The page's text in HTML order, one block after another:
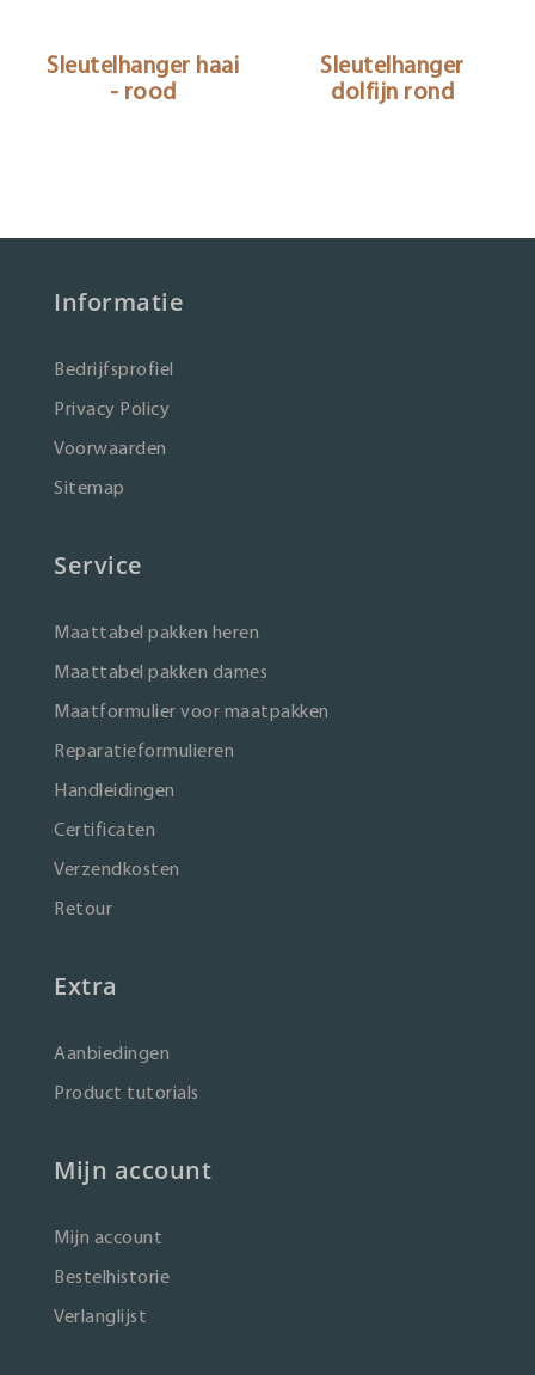
Sleutelhanger haai
- rood
Sleutelhanger
dolfijn rond
Informatie
Bedrijfsprofiel
Privacy Policy
Voorwaarden
Sitemap
Service
Maattabel pakken heren
Maattabel pakken dames
Maatformulier voor maatpakken
Reparatieformulieren
Handleidingen
Certificaten
Verzendkosten
Retour
Extra
Aanbiedingen
Product tutorials
Mijn account
Mijn account
Bestelhistorie
Verlanglijst